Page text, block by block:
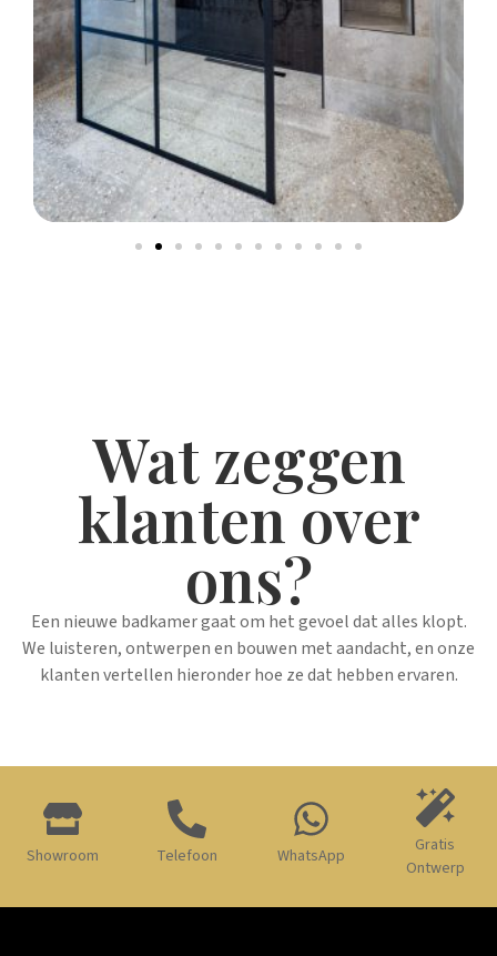
Wat zeggen
klanten over
ons?
Een nieuwe badkamer gaat om het gevoel dat alles klopt.
We luisteren, ontwerpen en bouwen met aandacht, en onze
klanten vertellen hieronder hoe ze dat hebben ervaren.
Showroom Telefoon WhatsApp
Gratis
Ontwerp